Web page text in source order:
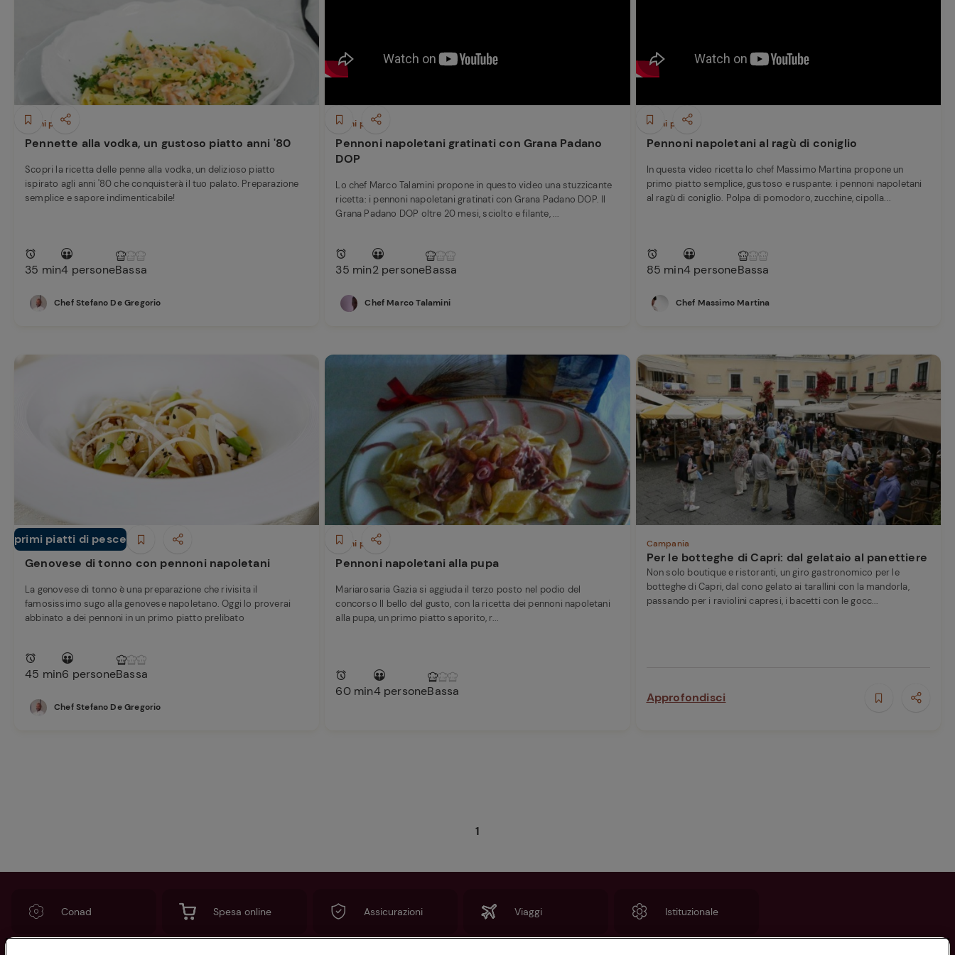
Cavolo romanesco al
forno con ‘nduja
Tagliolini freschi con
limone nero bruciato,
Finferli, animelle e
Bisque di gamberi:
l'ideale per insaporire
i tuoi piatti di pesce!
prepararlo
usare
Primi piatti
Pennette alla vodka, un gustoso piatto anni '80
Scopri la ricetta delle penne alla vodka, un delizioso piatto
ispirato agli anni '80 che conquisterà il tuo palato. Preparazione
semplice e sapore indimenticabile!
35 min4 personeBassa
Chef Stefano De Gregorio
Primi piatti
Pennoni napoletani gratinati con Grana Padano
DOP
Lo chef Marco Talamini propone in questo video una stuzzicante
ricetta: i pennoni napoletani gratinati con Grana Padano DOP. Il
Grana Padano DOP oltre 20 mesi, sciolto e filante, ...
35 min2 personeBassa
Chef Marco Talamini
Primi piatti
Pennoni napoletani al ragù di coniglio
In questa video ricetta lo chef Massimo Martina propone un
primo piatto semplice, gustoso e ruspante: i pennoni napoletani
al ragù di coniglio. Polpa di pomodoro, zucchine, cipolla...
85 min4 personeBassa
Chef Massimo Martina
primi piatti di pesce
Primi piatti
Genovese di tonno con pennoni napoletani
La genovese di tonno è una preparazione che rivisita il
famosissimo sugo alla genovese napoletano. Oggi lo proverai
abbinato a dei pennoni in un primo piatto prelibato
45 min6 personeBassa
Chef Stefano De Gregorio
Primi piatti
Pennoni napoletani alla pupa
Mariarosaria Gazia si aggiuda il terzo posto nel podio del
concorso Il bello del gusto, con la ricetta dei pennoni napoletani
alla pupa, un primo piatto saporito, r...
60 min4 personeBassa
Campania
Per le botteghe di Capri: dal gelataio al panettiere
Non solo boutique e ristoranti, un giro gastronomico per le
botteghe di Capri, dal cono gelato ai tarallini con la mandorla,
passando per i raviolini capresi, i bacetti con le gocc...
Approfondisci
1
Conad Spesa online Assicurazioni Viaggi Istituzionale
Ricette preferite